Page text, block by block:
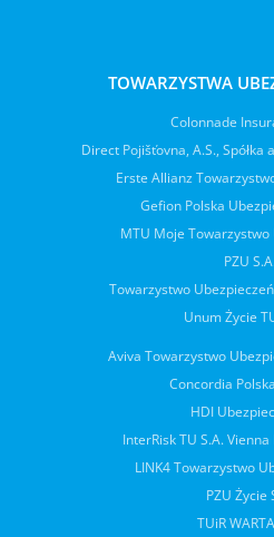
TOWARZYSTWA
Colonnade
Direct Pojišťovna, A.S., Spółka
Erste Allianz
Gefion Polska
MTU Moje Towarzystwo
PZU
Towarzystwo
Unum Życie
Aviva Towarzystwo
Concordia
HDI
InterRisk TU S.A.
LINK4 Towarzystwo
PZU Życie
TUiR